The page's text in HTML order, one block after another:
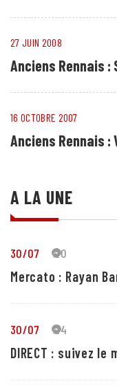
27 JUIN 2008
Anciens Rennais
16 OCTOBRE 2007
Anciens Rennais :
A LA UNE
30/07 20
Mercato : Rayan
30/07 24
DIRECT : suivez le